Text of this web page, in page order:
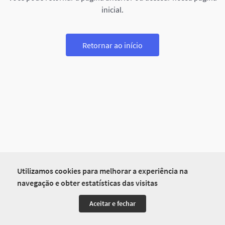
Utilizamos cookies para melhorar a experiência na
navegação e obter estatísticas das visitas
Aceitar e fechar
inicial.
Retornar ao início